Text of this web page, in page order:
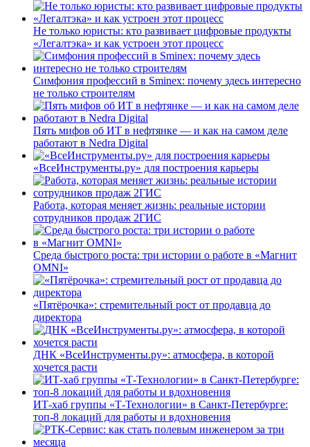
Не только юристы: кто развивает цифровые продукты
«Легалтэка» и как устроен этот процесс
Симфония профессий в Sminex: почему здесь интересно
не только строителям
Пять мифов об ИТ в нефтянке — и как на самом деле
работают в Nedra Digital
«ВсеИнструменты.ру» для построения карьеры
Работа, которая меняет жизнь: реальные истории
сотрудников продаж 2ГИС
Среда быстрого роста: три истории о работе в «Магнит
OMNI»
«Пятёрочка»: стремительный рост от продавца до
директора
ДНК «ВсеИнструменты.ру»: атмосфера, в которой
хочется расти
ИТ-хаб группы «Т-Технологии» в Санкт-Петербурге:
топ-8 локаций для работы и вдохновения